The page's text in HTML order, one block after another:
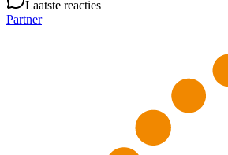
Laatste reacties
Partner